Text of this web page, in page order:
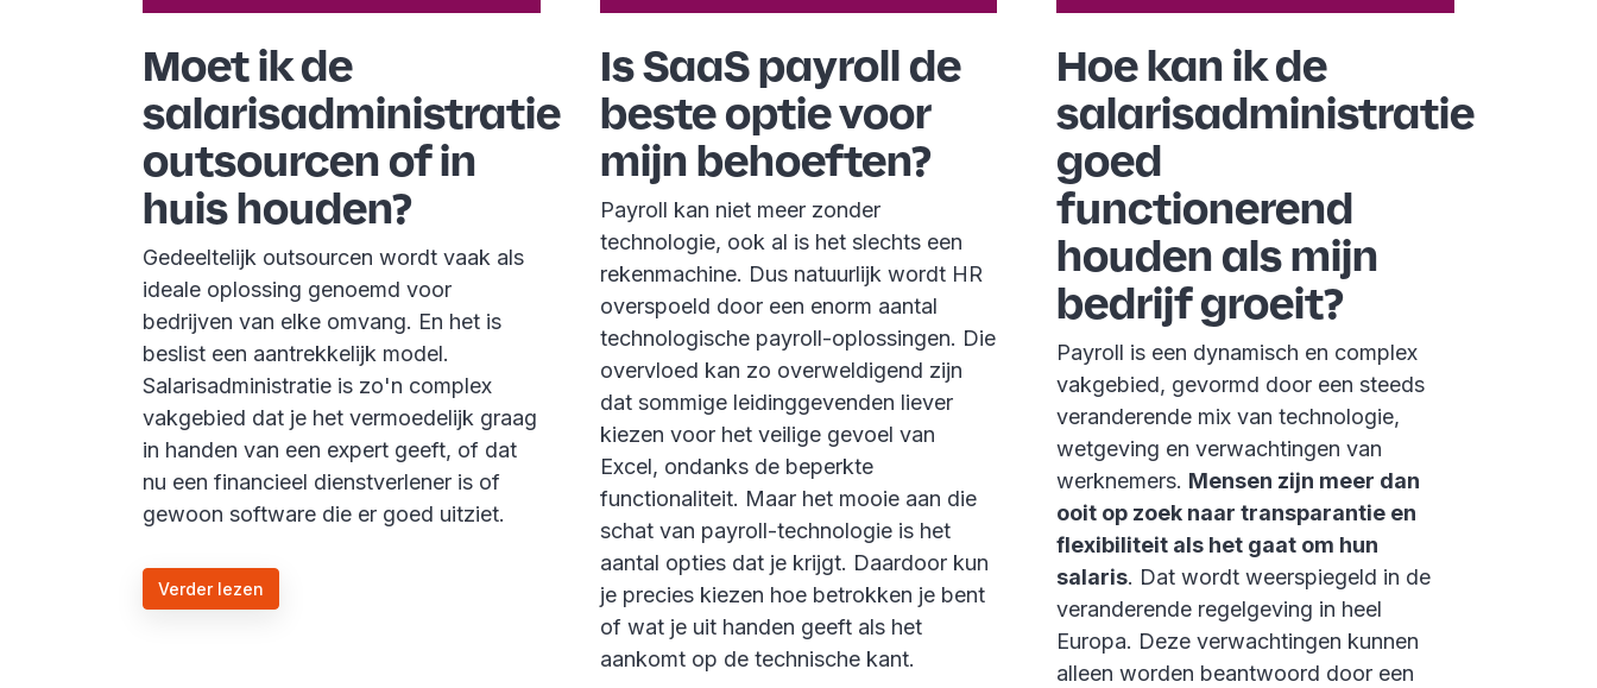
Moet ik de
salarisadministratie
outsourcen of in
huis houden?
Gedeeltelijk outsourcen wordt vaak als
ideale oplossing genoemd voor
bedrijven van elke omvang. En het is
beslist een aantrekkelijk model.
Salarisadministratie is zo'n complex
vakgebied dat je het vermoedelijk graag
in handen van een expert geeft, of dat
nu een financieel dienstverlener is of
gewoon software die er goed uitziet.
Verder lezen
Is SaaS payroll de
beste optie voor
mijn behoeften?
Payroll kan niet meer zonder
technologie, ook al is het slechts een
rekenmachine. Dus natuurlijk wordt HR
overspoeld door een enorm aantal
technologische payroll-oplossingen. Die
overvloed kan zo overweldigend zijn
dat sommige leidinggevenden liever
kiezen voor het veilige gevoel van
Excel, ondanks de beperkte
functionaliteit. Maar het mooie aan die
schat van payroll-technologie is het
aantal opties dat je krijgt. Daardoor kun
je precies kiezen hoe betrokken je bent
of wat je uit handen geeft als het
aankomt op de technische kant.
Hoe kan ik de
salarisadministratie
goed
functionerend
houden als mijn
bedrijf groeit?
Payroll is een dynamisch en complex
vakgebied, gevormd door een steeds
veranderende mix van technologie,
wetgeving en verwachtingen van
werknemers. Mensen zijn meer dan
ooit op zoek naar transparantie en
flexibiliteit als het gaat om hun
salaris. Dat wordt weerspiegeld in de
veranderende regelgeving in heel
Europa. Deze verwachtingen kunnen
alleen worden beantwoord door een